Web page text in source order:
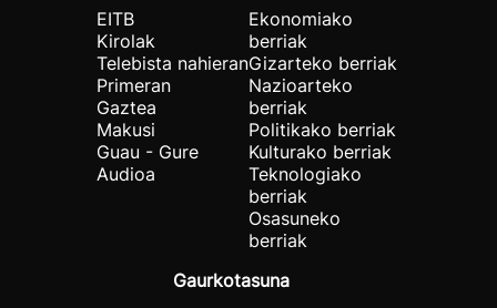
EITB
Kirolak
Telebista nahieran
Primeran
Gaztea
Makusi
Guau - Gure
Audioa
Ekonomiako
berriak
Gizarteko berriak
Nazioarteko
berriak
Politikako berriak
Kulturako berriak
Teknologiako
berriak
Osasuneko
berriak
Gaurkotasuna